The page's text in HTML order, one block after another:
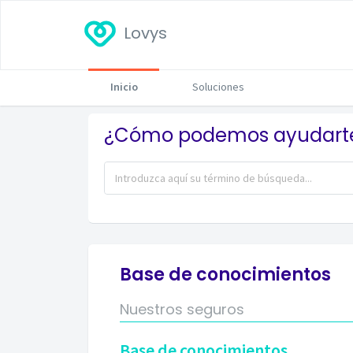
Lovys
Inicio Soluciones
¿Cómo podemos
Base de conocimientos
Nuestros seguros